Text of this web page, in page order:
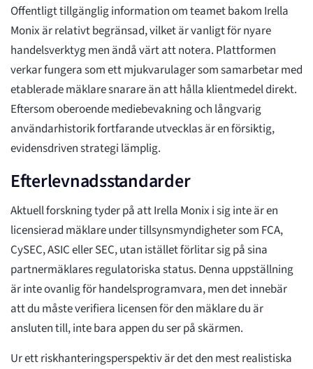
Offentligt tillgänglig information om teamet bakom Irella
Monix är relativt begränsad, vilket är vanligt för nyare
handelsverktyg men ändå värt att notera. Plattformen
verkar fungera som ett mjukvarulager som samarbetar med
etablerade mäklare snarare än att hålla klientmedel direkt.
Eftersom oberoende mediebevakning och långvarig
användarhistorik fortfarande utvecklas är en försiktig,
evidensdriven strategi lämplig.
Efterlevnadsstandarder
Aktuell forskning tyder på att Irella Monix i sig inte är en
licensierad mäklare under tillsynsmyndigheter som FCA,
CySEC, ASIC eller SEC, utan istället förlitar sig på sina
partnermäklares regulatoriska status. Denna uppställning
är inte ovanlig för handelsprogramvara, men det innebär
att du måste verifiera licensen för den mäklare du är
ansluten till, inte bara appen du ser på skärmen.
Ur ett riskhanteringsperspektiv är det den mest realistiska